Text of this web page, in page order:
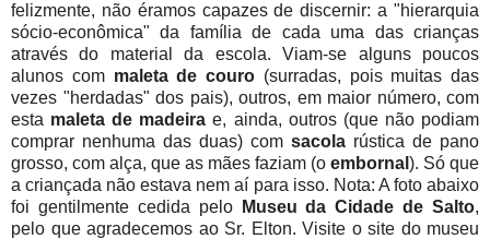
felizmente, não éramos capazes de discernir: a "hierarquia
sócio-econômica" da família de cada uma das crianças
através do material da escola. Viam-se alguns poucos
alunos com maleta de couro (surradas, pois muitas das
vezes "herdadas" dos pais), outros, em maior número, com
esta maleta de madeira e, ainda, outros (que não podiam
comprar nenhuma das duas) com sacola rústica de pano
grosso, com alça, que as mães faziam (o embornal ). Só que
a criançada não estava nem aí para isso. Nota: A foto abaixo
foi gentilmente cedida pelo
Museu da Cidade de Salto,
pelo que agradecemos ao Sr. Elton. Visite o site do museu